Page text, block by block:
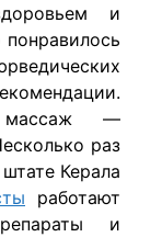
и
массаж —
раз
Керала
работают
и